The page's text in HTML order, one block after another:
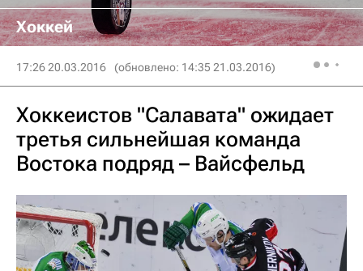
Хоккей
17:26 20.03.2016 (обновлено: 14:35 21.03.2016)
Хоккеистов "Салавата" ожидает
третья сильнейшая команда
Востока подряд – Вайсфельд